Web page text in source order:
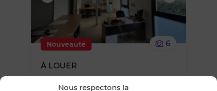
Nous respectons la
supprimer
des
Nouveauté 6
À LOUER